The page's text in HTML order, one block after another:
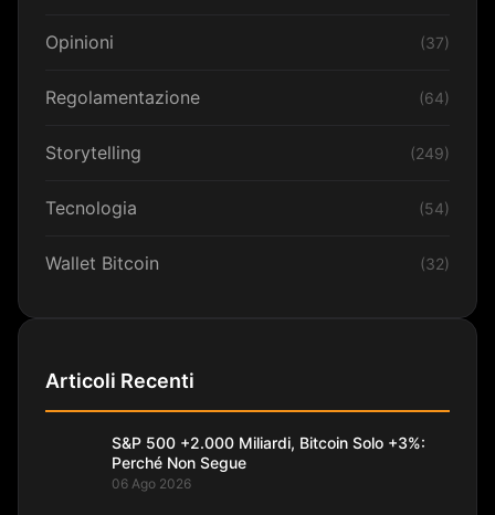
Opinioni (37)
Regolamentazione (64)
Storytelling (249)
Tecnologia (54)
Wallet Bitcoin (32)
Articoli Recenti
S&P 500 +2.000 Miliardi, Bitcoin Solo +3%:
Perché Non Segue
06 Ago 2026